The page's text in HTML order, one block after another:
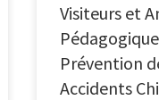
Visiteurs et
Prévention
Accidents